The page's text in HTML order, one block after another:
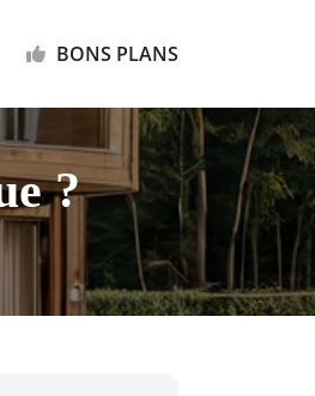
BONS PLANS
?